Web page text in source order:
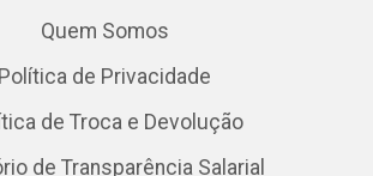
Quem Somos
Política de Privacidade
de Troca e Devolução
de Transparência Salarial